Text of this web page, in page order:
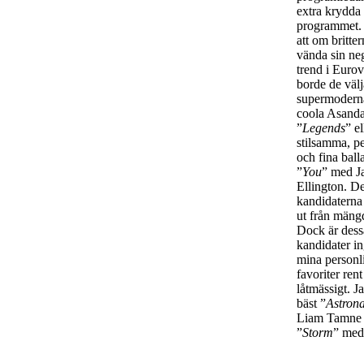
extra krydda
att om
vända sin
trend i
borde de
coola
”Legends”
stilsamma,
och fina
”You” med
Ellington.
ut från
Dock är
kandidater
mina
favoriter rent
låtmässigt.
bäst ”
Liam Tamne
”Storm”